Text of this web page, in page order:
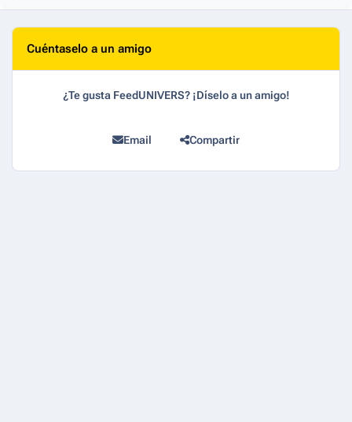
Cuéntaselo a un amigo
¿Te gusta FeedUNIVERS? ¡Díselo a un amigo!
Email Compartir